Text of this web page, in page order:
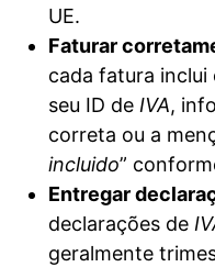
UE.
Faturar
cada fatura
seu ID de IVA,
correta ou a
incluido”
Entregar
declarações de
geralmente